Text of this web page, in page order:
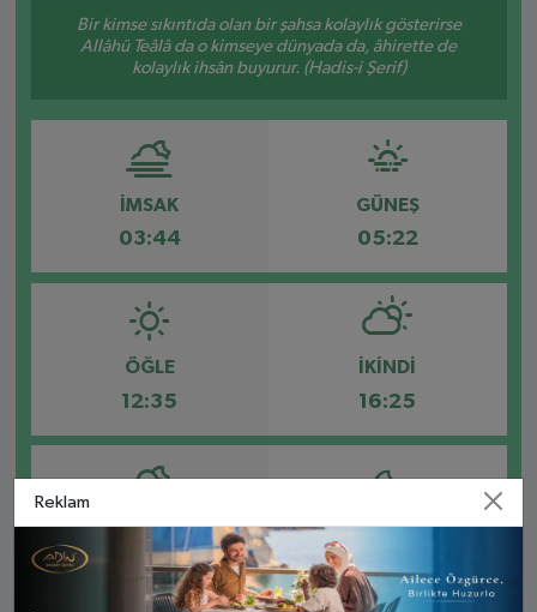
Bir kimse sıkıntıda olan bir şahsa kolaylık gösterirse
Allâhü Teâlâ da o kimseye dünyada da, âhirette de
kolaylık ihsân buyurur. (Hadis-i Şerif)
İMSAK
03:44
GÜNEŞ
05:22
ÖĞLE
12:35
İKINDI
16:25
AKŞAM
19:38
YATSI
21:09
Reklam